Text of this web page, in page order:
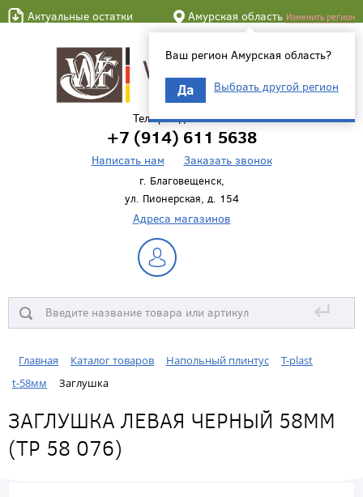
Актуальные остатки Амурская область Изменить регион
Ваш регион Амурская область?
Да Выбрать другой регион
Телефон для связи
+7 (914) 611 5638
Написать нам Заказать звонок
г. Благовещенск,
ул. Пионерская, д. 154
Адреса магазинов
↵
Главная Каталог товаров Напольный плинтус
T-plast
t-58мм
Заглушка
ЗАГЛУШКА ЛЕВАЯ ЧЕРНЫЙ 58ММ
(ТР 58 076)